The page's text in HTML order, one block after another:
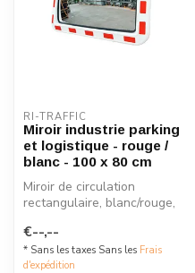
RI-TRAFFIC
Miroir industrie parking
et logistique - rouge /
blanc - 100 x 80 cm
Miroir de circulation
rectangulaire, blanc/rouge,
avec...
€--,--
* Sans les taxes Sans les Frais
d'expédition